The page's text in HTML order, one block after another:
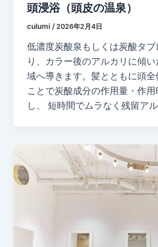
頭浸浴（頭皮の温泉）
culumi/2026年2月4日
低濃度炭酸泉もしくは炭酸タブ
り、カラー後のアルカリに傾
域へ導きます。髪とともに頭
ことで炭酸成分の作用量・作
し、 短時間でムラなく残留ア